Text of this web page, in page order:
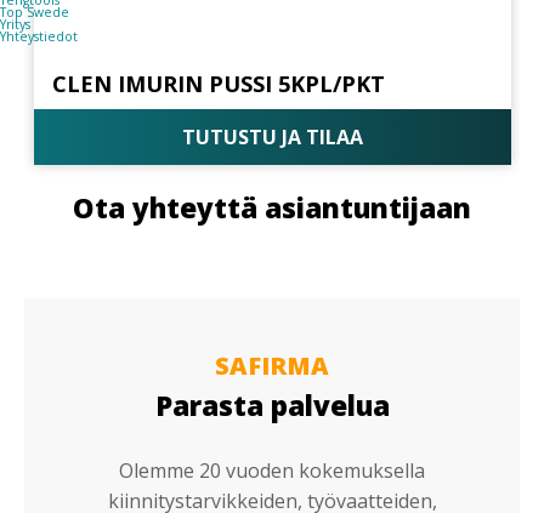
Top Swede
Yritys
Yhteystiedot
CLEN IMURIN PUSSI 5KPL/PKT
TUTUSTU JA TILAA
Ota yhteyttä asiantuntijaan
SAFIRMA
Parasta palvelua
Olemme 20 vuoden kokemuksella
kiinnitystarvikkeiden, työvaatteiden,